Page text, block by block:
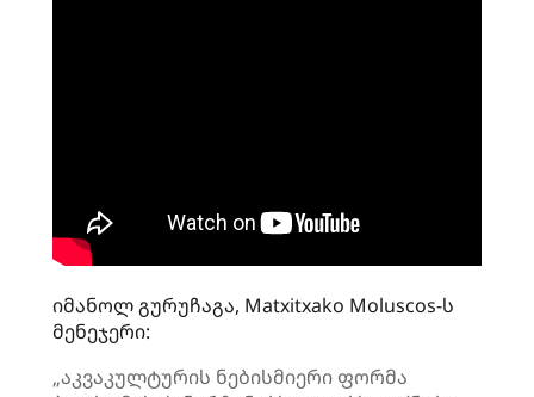
იმანოლ გურუჩაგა, Matxitxako Moluscos-ს
მენეჯერი:
„აკვაკულტურის ნებისმიერი ფორმა